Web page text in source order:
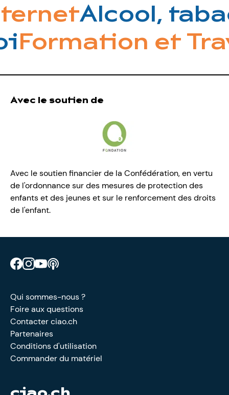
Alcool,
Formation et
Avec le soutien de
Avec le soutien financier de la Confédération, en vertu
de l'ordonnance sur des mesures de protection des
enfants et des jeunes et sur le renforcement des droits
de l'enfant.
Retrouve CIAO sur Facebook
Retrouve CIAO sur Instagram
Retrouve CIAO sur YouTube
Qui sommes-nous ?
Foire aux questions
Contacter ciao.ch
Partenaires
Conditions d'utilisation
Commander du matériel